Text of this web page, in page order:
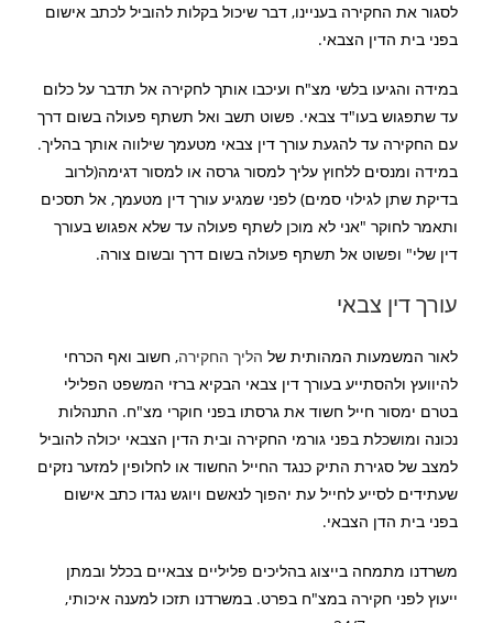
לסגור את החקירה בעניינו, דבר שיכול בקלות להוביל לכתב אישום
בפני בית הדין הצבאי.
במידה והגיעו בלשי מצ"ח ועיכבו אותך לחקירה אל תדבר על כלום
עד שתפגוש בעו"ד צבאי. פשוט תשב ואל תשתף פעולה בשום דרך
עם החקירה עד להגעת עורך דין צבאי מטעמך שילווה אותך בהליך.
במידה ומנסים ללחוץ עליך למסור גרסה או למסור דגימה(לרוב
בדיקת שתן לגילוי סמים) לפני שמגיע עורך דין מטעמך, אל תסכים
ותאמר לחוקר "אני לא מוכן לשתף פעולה עד שלא אפגוש בעורך
דין שלי" ופשוט אל תשתף פעולה בשום דרך ובשום צורה.
עורך דין צבאי
לאור המשמעות המהותית של הליך החקירה, חשוב ואף הכרחי
להיוועץ ולהסתייע בעורך דין צבאי הבקיא ברזי המשפט הפלילי
בטרם ימסור חייל חשוד את גרסתו בפני חוקרי מצ"ח. התנהלות
נכונה ומושכלת בפני גורמי החקירה ובית הדין הצבאי יכולה להוביל
למצב של סגירת התיק כנגד החייל החשוד או לחלופין למזער נזקים
שעתידים לסייע לחייל עת יהפוך לנאשם ויוגש נגדו כתב אישום
בפני בית הדן הצבאי.
משרדנו מתמחה בייצוג בהליכים פליליים צבאיים בכלל ובמתן
ייעוץ לפני חקירה במצ"ח בפרט. במשרדנו תזכו למענה איכותי,